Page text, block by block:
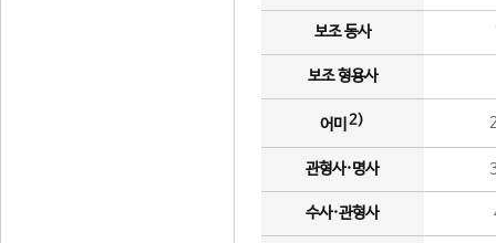
보조 동사
보조 형용사
어미 2)
관형사·명사
수사·관형사